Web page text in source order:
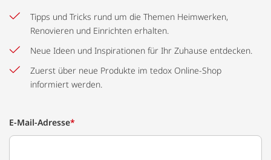
Tipps und Tricks rund um die Themen Heimwerken,
Renovieren und Einrichten erhalten.
Neue Ideen und Inspirationen für Ihr Zuhause entdecken.
Zuerst über neue Produkte im tedox Online-Shop
informiert werden.
E-Mail-Adresse*